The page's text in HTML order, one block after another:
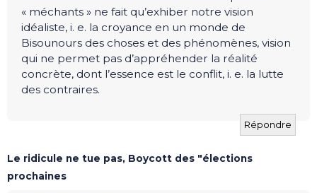
« méchants » ne fait qu’exhiber notre vision
idéaliste, i. e. la croyance en un monde de
Bisounours des choses et des phénomènes, vision
qui ne permet pas d’appréhender la réalité
concrète, dont l’essence est le conflit, i. e. la lutte
des contraires.
Répondre
Le ridicule ne tue pas, Boycott des "élections
prochaines